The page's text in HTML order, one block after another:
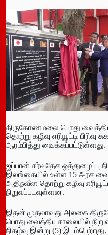
திருகோணமலை பொது
தொற்று கழிவு எரியூட்டி
ஆரம்பித்து வைக்கப்பட்டுள்ளது.
ஜப்பான் சர்வதேச ஒத்துழைப்பு
இலங்கையில் உள்ள 15 அரச
அதிநவீன தொற்று கழிவு
நிறுவப்படவுள்ளன.
இதன் முதலாவது அலகை
பொது வைத்தியசாலையில்
நிகழ்வு இன்று (5) இடம்பெற்றது.